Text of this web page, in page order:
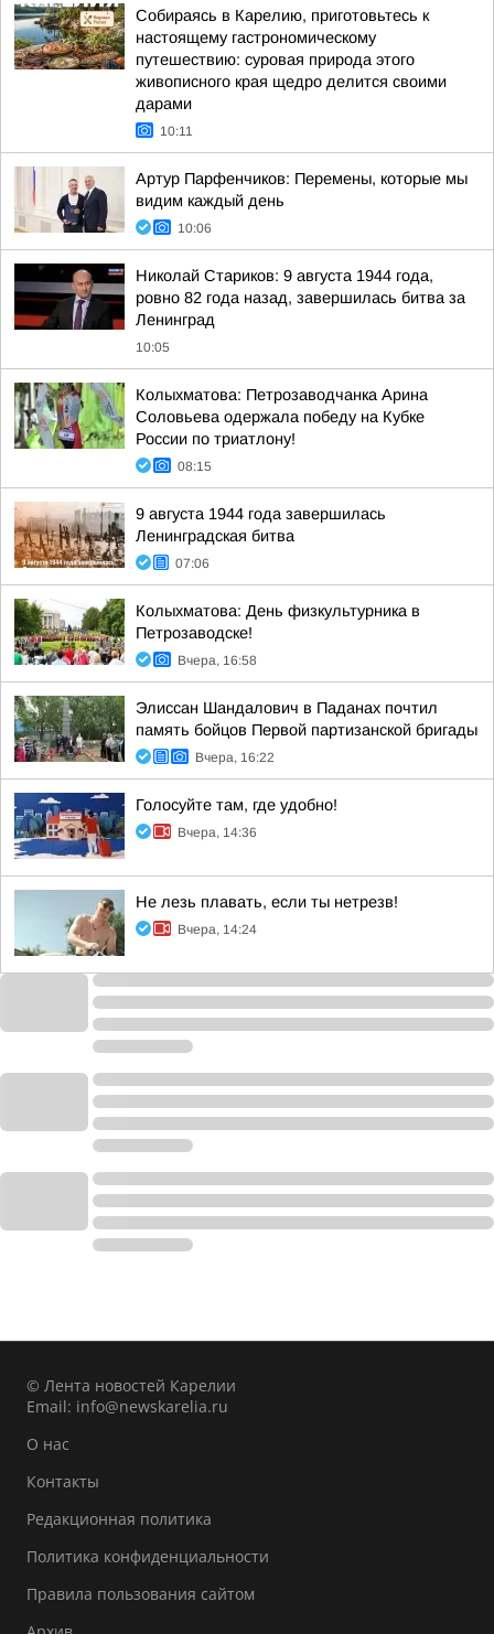
Собираясь в Карелию, приготовьтесь к
настоящему гастрономическому
путешествию: суровая природа этого
живописного края щедро делится своими
дарами
10:11
Артур Парфенчиков: Перемены, которые мы
видим каждый день
10:06
Николай Стариков: 9 августа 1944 года,
ровно 82 года назад, завершилась битва за
Ленинград
10:05
Колыхматова: Петрозаводчанка Арина
Соловьева одержала победу на Кубке
России по триатлону!
08:15
9 августа 1944 года завершилась
Ленинградская битва
07:06
Колыхматова: День физкультурника в
Петрозаводске!
Вчера, 16:58
Элиссан Шандалович в Паданах почтил
память бойцов Первой партизанской бригады
Вчера, 16:22
Голосуйте там, где удобно!
Вчера, 14:36
Не лезь плавать, если ты нетрезв!
Вчера, 14:24
© Лента новостей Карелии
Email: info@newskarelia.ru
О нас
Контакты
Редакционная политика
Политика конфиденциальности
Правила пользования сайтом